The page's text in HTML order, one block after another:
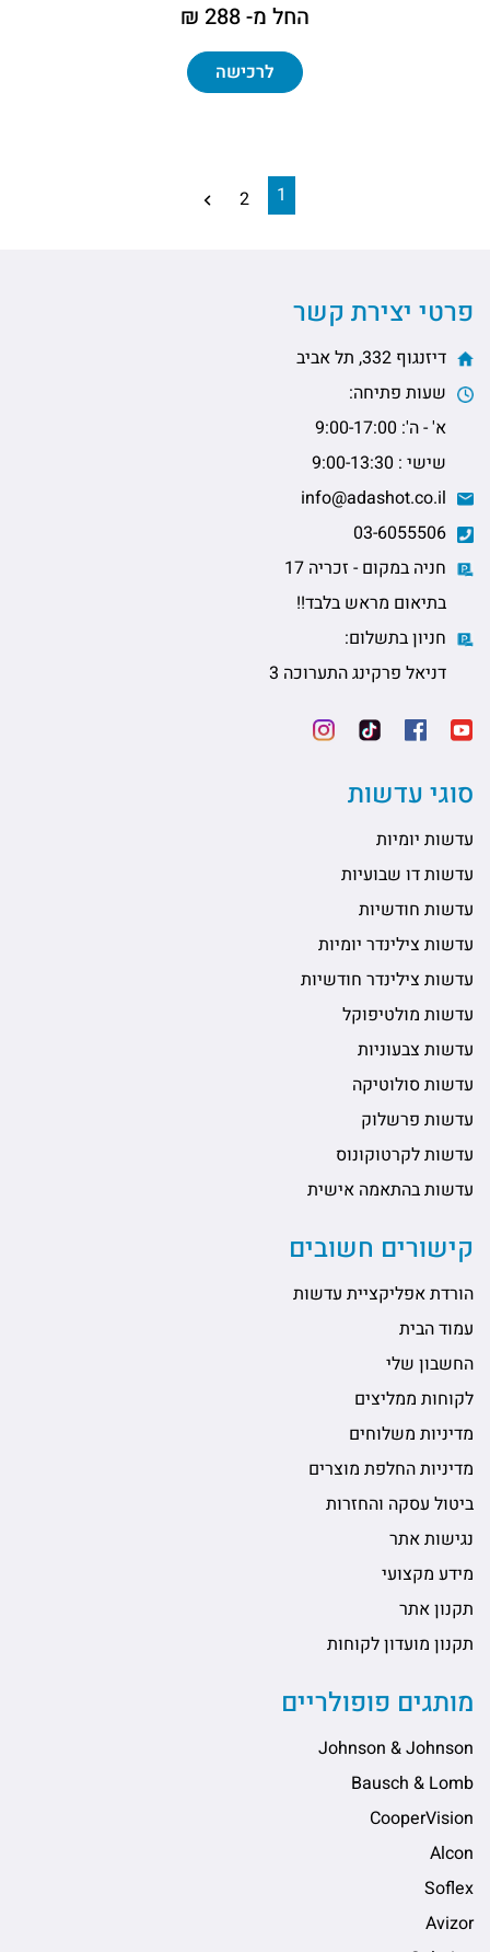
החל מ- 288 ₪
לרכישה
1
2
פרטי יצירת קשר
דיזנגוף 332, תל אביב
שעות פתיחה:
א' - ה': 9:00-17:00
שישי : 9:00-13:30
חניה במקום - זכריה 17
בתיאום מראש בלבד!!
חניון בתשלום:
דניאל פרקינג התערוכה 3
סוגי עדשות
עדשות יומיות
עדשות דו שבועיות
עדשות חודשיות
עדשות צילינדר יומיות
עדשות צילינדר חודשיות
עדשות מולטיפוקל
עדשות צבעוניות
עדשות סולוטיקה
עדשות פרשלוק
עדשות לקרטוקונוס
עדשות בהתאמה אישית
קישורים חשובים
הורדת אפליקציית עדשות
עמוד הבית
החשבון שלי
לקוחות ממליצים
מדיניות משלוחים
מדיניות החלפת מוצרים
ביטול עסקה והחזרות
נגישות אתר
מידע מקצועי
תקנון אתר
תקנון מועדון לקוחות
מותגים פופולריים
Johnson & Johnson
Bausch & Lomb
CooperVision
Alcon
Soflex
Avizor